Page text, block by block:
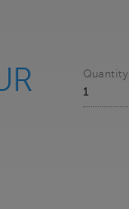
Quantity